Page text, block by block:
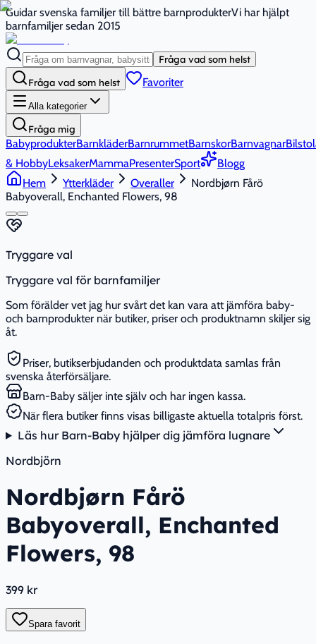
Guidar svenska familjer till bättre barnprodukterVi har hjälpt
barnfamiljer sedan 2015
Fråga vad som helst
Fråga vad som helst Favoriter
Alla kategorier
Fråga mig
BabyprodukterBarnkläderBarnrummetBarnskorBarnvagnar
& HobbyLeksakerMammaPresenterSport
Blogg
Hem
Ytterkläder Overaller
Nordbjørn Fårö
Babyoverall, Enchanted Flowers, 98
Tryggare val
Tryggare val för barnfamiljer
Som förälder vet jag hur svårt det kan vara att jämföra baby-
och barnprodukter när butiker, priser och produktnamn skiljer sig
åt.
Priser, butikserbjudanden och produktdata samlas från
svenska återförsäljare.
Barn-Baby säljer inte själv och har ingen kassa.
När flera butiker finns visas billigaste aktuella totalpris först.
Läs hur Barn-Baby hjälper dig jämföra lugnare
Nordbjörn
Nordbjørn Fårö
Babyoverall, Enchanted
Flowers, 98
399 kr
Spara favorit